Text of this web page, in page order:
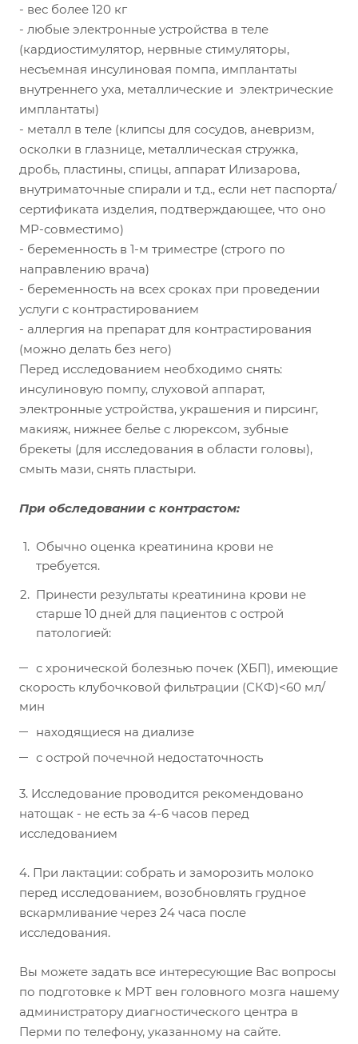
- вес более 120 кг
- любые электронные устройства в теле
(кардиостимулятор, нервные стимуляторы,
несъемная инсулиновая помпа, имплантаты
внутреннего уха, металлические и электрические
имплантаты)
- металл в теле (клипсы для сосудов, аневризм,
осколки в глазнице, металлическая стружка,
дробь, пластины, спицы, аппарат Илизарова,
внутриматочные спирали и т.д., если нет паспорта/
сертификата изделия, подтверждающее, что оно
МР-совместимо)
- беременность в 1-м триместре (строго по
направлению врача)
- беременность на всех сроках при проведении
услуги с контрастированием
- аллергия на препарат для контрастирования
(можно делать без него)
Перед исследованием необходимо снять:
инсулиновую помпу, слуховой аппарат,
электронные устройства, украшения и пирсинг,
макияж, нижнее белье с люрексом, зубные
брекеты (для исследования в области головы),
смыть мази, снять пластыри.
При обследовании с контрастом:
Обычно оценка креатинина крови не
требуется.
Принести результаты креатинина крови не
старше 10 дней для пациентов с острой
патологией:
с хронической болезнью почек (ХБП), имеющие
скорость клубочковой фильтрации (СКФ)<60 мл/
мин
находящиеся на диализе
с острой почечной недостаточность
3. Исследование проводится рекомендовано
натощак - не есть за 4-6 часов перед
исследованием
4. При лактации: собрать и заморозить молоко
перед исследованием, возобновлять грудное
вскармливание через 24 часа после
исследования.
Вы можете задать все интересующие Вас вопросы
по подготовке к МРТ вен головного мозга нашему
администратору диагностического центра в
Перми по телефону, указанному на сайте.